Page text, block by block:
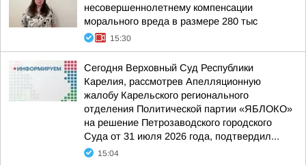
несовершеннолетнему компенсации
морального вреда в размере 280 тыс
15:30
Сегодня Верховный Суд Республики
Карелия, рассмотрев Апелляционную
жалобу Карельского регионального
отделения Политической партии «ЯБЛОКО»
на решение Петрозаводского городского
Суда от 31 июля 2026 года, подтвердил...
15:04